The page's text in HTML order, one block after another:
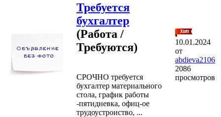
Требуется
бухгалтер
(Работа /
Требуются)
СРОЧНО требуется
бухгалтер материального
стола, график работы
-пятидневка, офиц-ое
трудоустроиство, ...
10.01.2024
от
abdieva2106
2086
просмотров